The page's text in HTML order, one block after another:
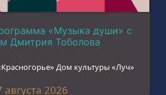
«Музыка души» с
Дмитрия Тоболова
Дом культуры «Луч»
августа 2026